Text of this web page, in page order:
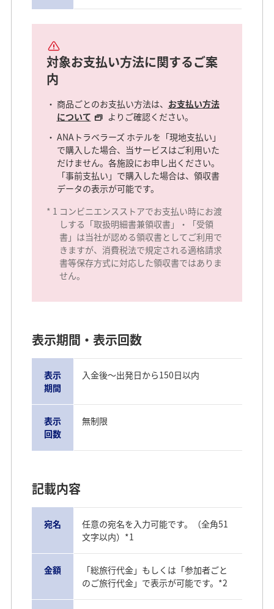
対象お支払い方法に関するご案
内
商品ごとのお支払い方法は、 お支払い方法
について
よりご確認ください。
ANAトラベラーズ ホテルを「現地支払い」
で購入した場合、当サービスはご利用いた
だけません。各施設にお申し出ください。
「事前支払い」で購入した場合は、領収書
データの表示が可能です。
* 1 コンビニエンスストアでお支払い時にお渡
しする「取扱明細書兼領収書」・「受領
書」は当社が認める領収書としてご利用で
きますが、消費税法で規定される適格請求
書等保存方式に対応した領収書ではありま
せん。
表示期間・表示回数
表示
期間
入金後～出発日から150日以内
表示
回数
無制限
記載内容
宛名
任意の宛名を入力可能です。（全角51
文字以内）*1
金額
「総旅行代金」もしくは「参加者ごと
のご旅行代金」で表示が可能です。*2